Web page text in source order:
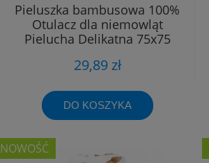
Pieluszka bambusowa 100%
Otulacz dla niemowląt
Pielucha Delikatna 75x75
29,89 zł
DO KOSZYKA
NOWOŚĆ